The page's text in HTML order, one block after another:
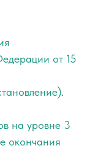
от 15
на уровне 3
окончания